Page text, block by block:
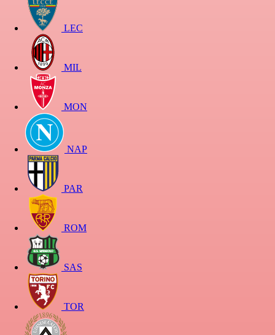
LEC
MIL
MON
NAP
PAR
ROM
SAS
TOR